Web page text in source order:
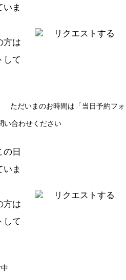
いま
方は
して
リクエストする
ただいまのお時間は「当日予約フォ
い合わせください
の日
いま
方は
して
リクエストする